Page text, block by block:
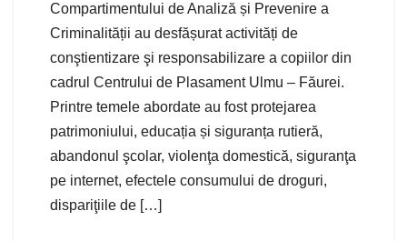
Compartimentului de Analiză și Prevenire a
Criminalității au desfășurat activități de
conştientizare şi responsabilizare a copiilor din
cadrul Centrului de Plasament Ulmu – Făurei.
Printre temele abordate au fost protejarea
patrimoniului, educația și siguranța rutieră,
abandonul şcolar, violenţa domestică, siguranţa
pe internet, efectele consumului de droguri,
dispariţiile de […]